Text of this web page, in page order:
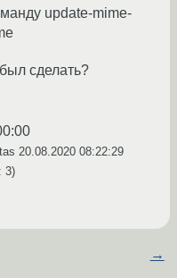
update-mime-
сделать?
20.08.2020 08:22:29
3)
→